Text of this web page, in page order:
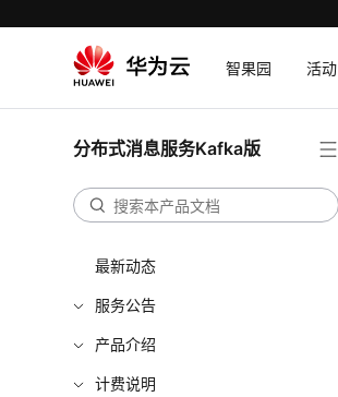
智果园 活动
分布式消息服务Kafka版
最新动态
服务公告
产品介绍
计费说明